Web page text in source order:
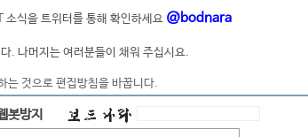
식을 트위터를 통해 확인하세요 @bodnara
. 나머지는 여러분들이 채워 주십시요.
는 것으로 편집방침을 바꿉니다.
봇방지